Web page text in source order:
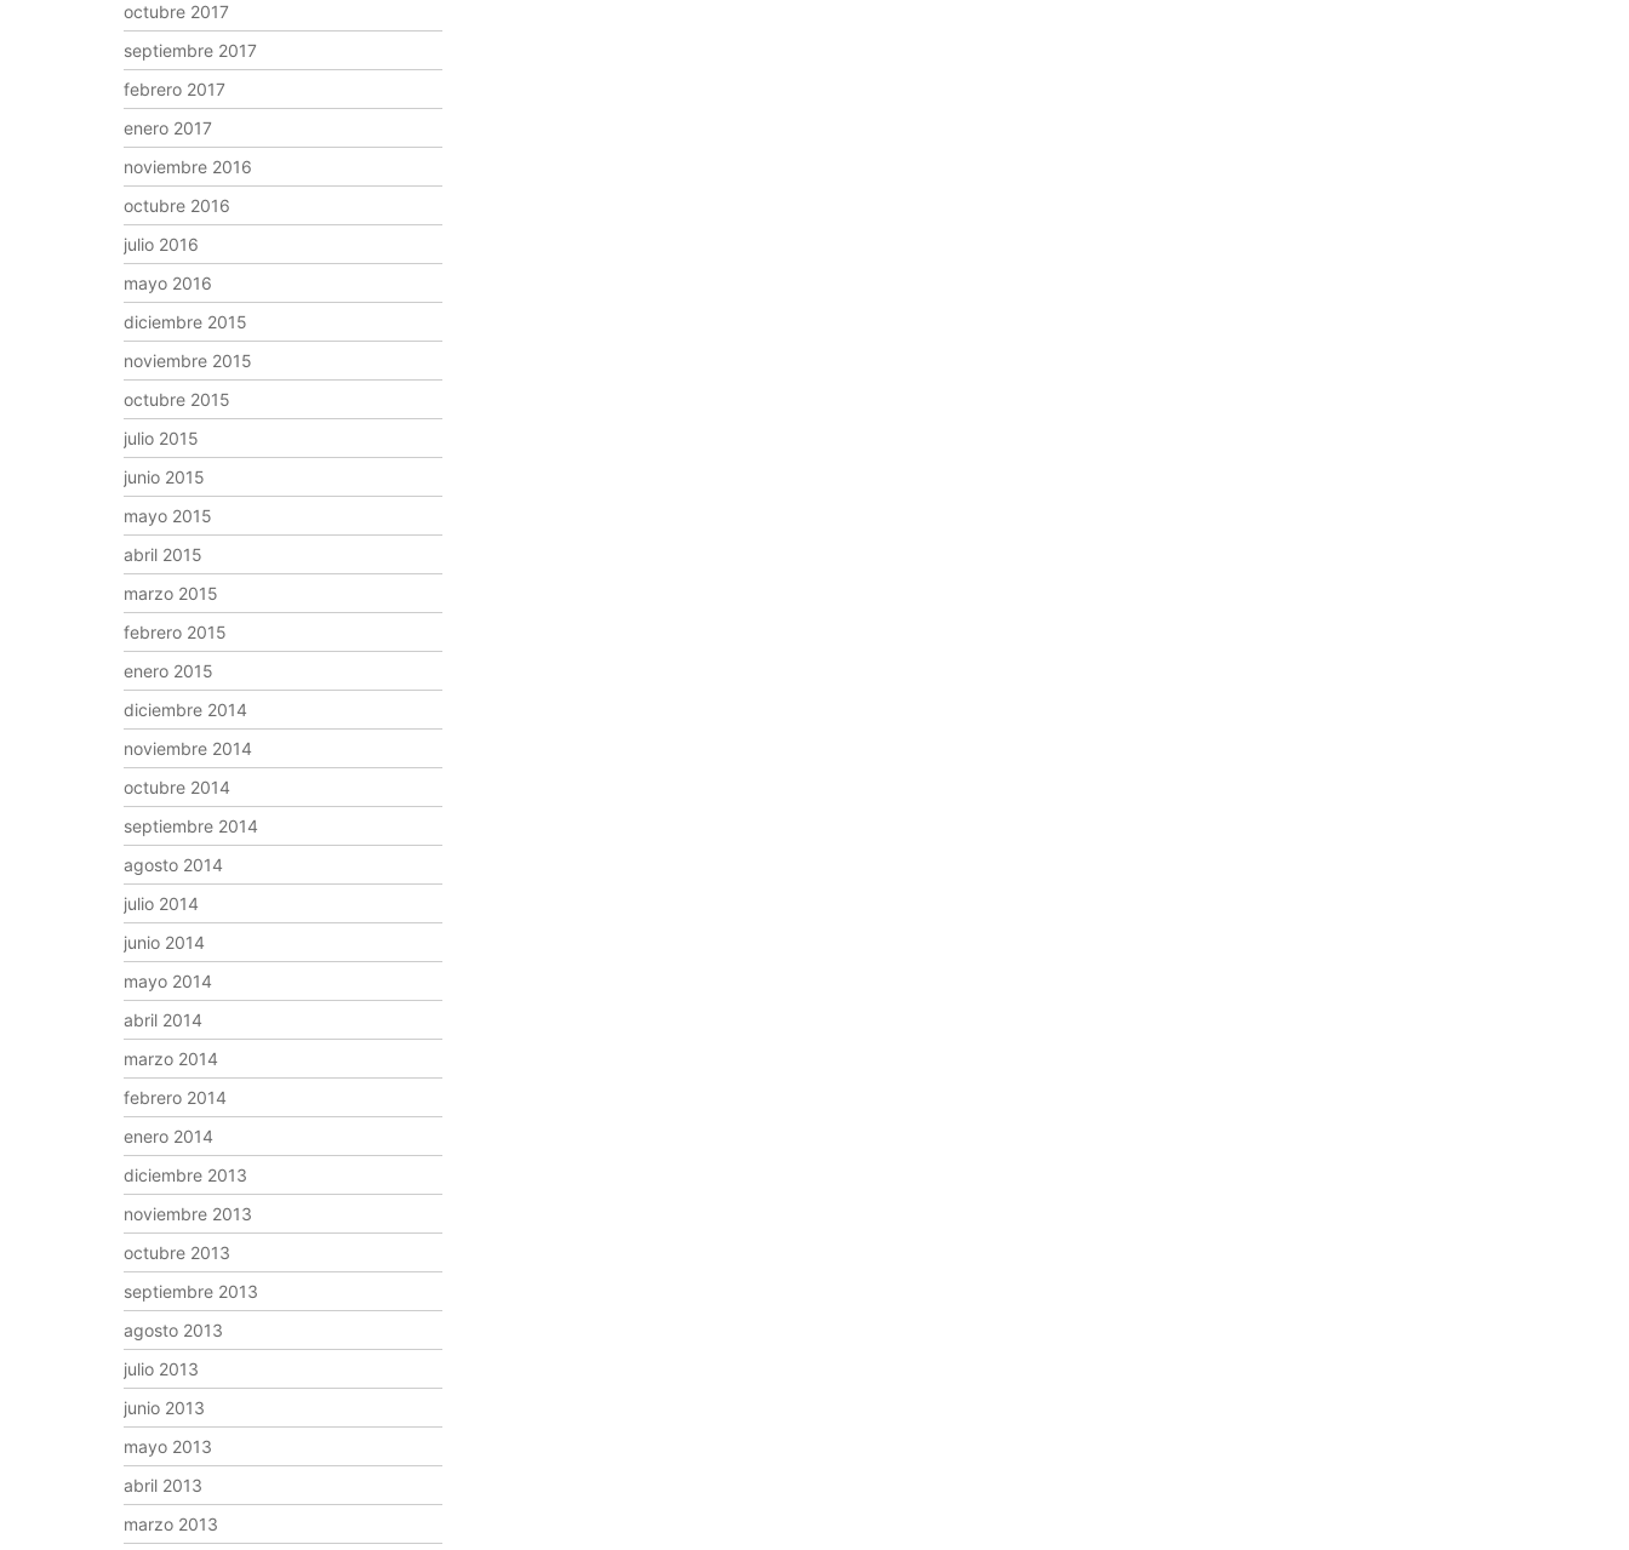
octubre 2017
septiembre 2017
febrero 2017
enero 2017
noviembre 2016
octubre 2016
julio 2016
mayo 2016
diciembre 2015
noviembre 2015
octubre 2015
julio 2015
junio 2015
mayo 2015
abril 2015
marzo 2015
febrero 2015
enero 2015
diciembre 2014
noviembre 2014
octubre 2014
septiembre 2014
agosto 2014
julio 2014
junio 2014
mayo 2014
abril 2014
marzo 2014
febrero 2014
enero 2014
diciembre 2013
noviembre 2013
octubre 2013
septiembre 2013
agosto 2013
julio 2013
junio 2013
mayo 2013
abril 2013
marzo 2013